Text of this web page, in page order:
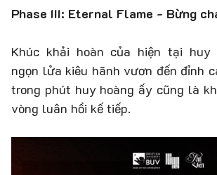
Phase III: Eternal Flame - Bừng
Khúc khải hoàn của hiện tại huy
ngọn lửa kiêu hãnh vươn đến đỉnh
trong phút huy hoàng ấy cũng là
vòng luân hồi kế tiếp.